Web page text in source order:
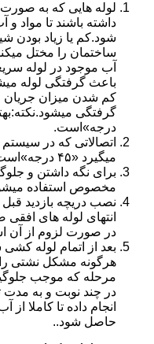
لوله هایی که به
داشته باشند تا مواد
شود.کم یا زیاد بودن
ساختمان را مختل
آب موجود در لوله
باعث گرفتگی لوله
کم شدن میزان جریان
درجه»است.
اتصالاتی که در
میگیرد «۴۵ درجه»است.
برای نگه داشتن و
مخصوص استفاده
نصب دریچه بازدید قبل
انتهای لوله های
در صورت لزوم از آن
بعد از اتمام لوله
هرگونه مشکل نشتی را
مرحله که موجب
انجام داده تا کاملا
حاصل شود..